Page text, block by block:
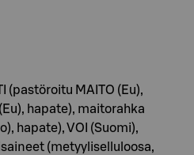
(pastöroitu MAITO (Eu),
hapate), maitorahka
hapate), VOI (Suomi),
(metyyliselluloosa,